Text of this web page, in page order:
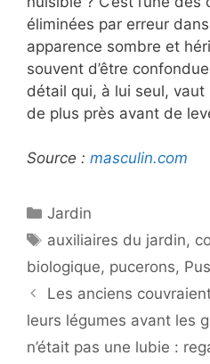
éliminées par erreur
apparence sombre et
souvent d’être
détail qui, à lui seul, vaut
de plus près avant de
Source : masculin.com
Catégories
Jardin
Étiquettes
auxiliaires du jardin,
biologique, pucerons,
Les anciens
leurs légumes avant les
n’était pas une lubie :